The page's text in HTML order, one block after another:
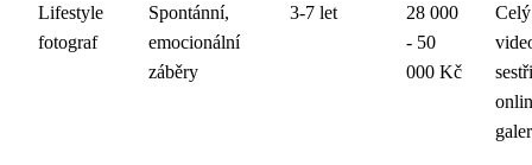
Lifestyle
fotograf
Spontánní,
emocionální
záběry
3-7 let
28 000
- 50
000 Kč